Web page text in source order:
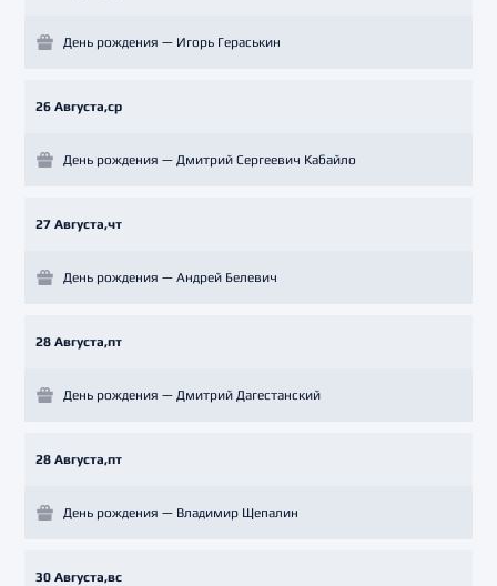
День рождения — Игорь Гераськин
26 Августа,ср
День рождения — Дмитрий Сергеевич Кабайло
27 Августа,чт
День рождения — Андрей Белевич
28 Августа,пт
День рождения — Дмитрий Дагестанский
28 Августа,пт
День рождения — Владимир Щепалин
30 Августа,вс